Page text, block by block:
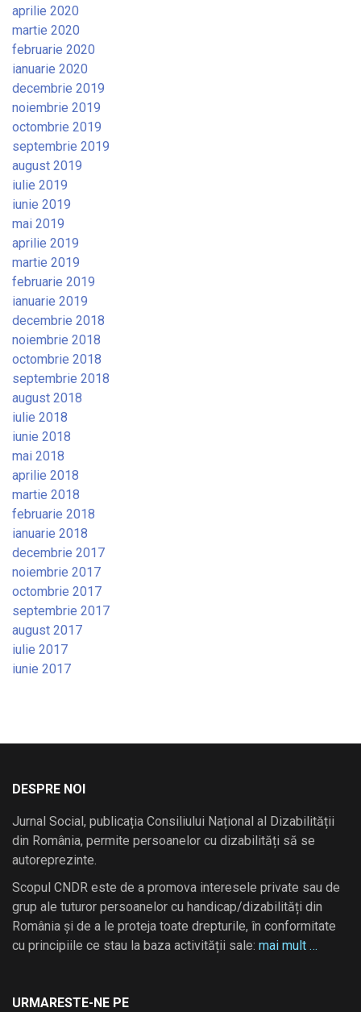
aprilie 2020
martie 2020
februarie 2020
ianuarie 2020
decembrie 2019
noiembrie 2019
octombrie 2019
septembrie 2019
august 2019
iulie 2019
iunie 2019
mai 2019
aprilie 2019
martie 2019
februarie 2019
ianuarie 2019
decembrie 2018
noiembrie 2018
octombrie 2018
septembrie 2018
august 2018
iulie 2018
iunie 2018
mai 2018
aprilie 2018
martie 2018
februarie 2018
ianuarie 2018
decembrie 2017
noiembrie 2017
octombrie 2017
septembrie 2017
august 2017
iulie 2017
iunie 2017
DESPRE NOI
Jurnal Social, publicația Consiliului Național al Dizabilității
din România, permite persoanelor cu dizabilități să se
autoreprezinte.
Scopul CNDR este de a promova interesele private sau de
grup ale tuturor persoanelor cu handicap/dizabilități din
România și de a le proteja toate drepturile, în conformitate
cu principiile ce stau la baza activității sale: mai mult …
URMARESTE-NE PE